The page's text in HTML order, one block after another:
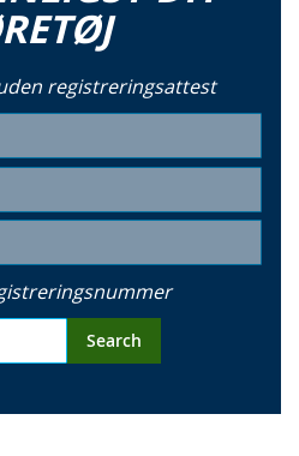
registreringsattest
Search